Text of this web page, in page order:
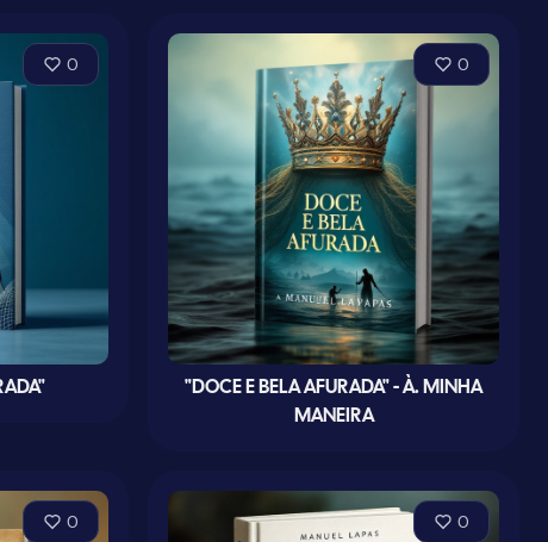
0 0
"DOCE E BELA AFURADA" - À. MINHA
MANEIRA
0 0